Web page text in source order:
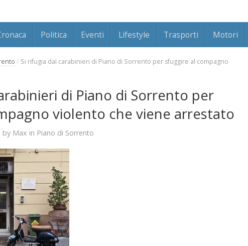
Politica Eventi Lifestyle Trasporti Motori
/ Si rifugia dai carabinieri di Piano di Sorrento per sfuggire al compagno
di Piano di Sorrento per
violento che viene arrestato
by Max in Piano di Sorrento